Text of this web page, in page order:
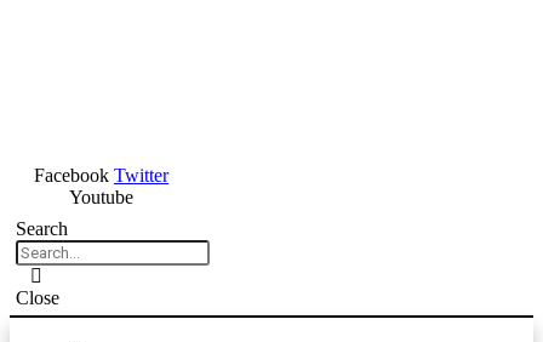
Facebook Twitter
Youtube
Search
Close